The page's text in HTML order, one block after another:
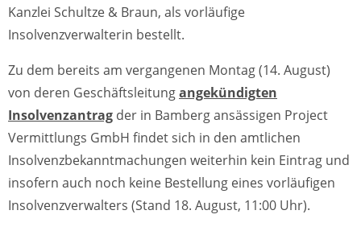
Kanzlei Schultze & Braun, als vorläufige
Insolvenzverwalterin bestellt.
Zu dem bereits am vergangenen Montag (14. August)
von deren Geschäftsleitungangekündigten
Insolvenzantrag der in Bamberg ansässigen Project
Vermittlungs GmbH findet sich in den amtlichen
Insolvenzbekanntmachungen weiterhin kein Eintrag und
insofern auch noch keine Bestellung eines vorläufigen
Insolvenzverwalters (Stand 18. August, 11:00 Uhr).